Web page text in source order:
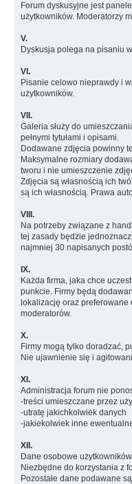
Forum dyskusyjne jest
użytkowników. Moderatorzy
V.
Dyskusja polega na pisaniu
VI.
Pisanie celowo nieprawdy i
użytkowników.
VII.
Galeria służy do
pełnymi tytułami i opisami.
Dodawane zdjęcia powinny
Maksymalne rozmiary
tworu i nie umieszczenie
Zdjęcia są własnością ich
są ich własnością. Prawa
VIII.
Na potrzeby związane z
tej zasady będzie
najmniej 30 napisanych
IX.
Każda firma, jaka chce
punkcie. Firmy będą
lokalizację oraz
moderatorów.
X.
Firmy mogą tylko doradzać,
Nie ujawnienie się i
XI.
Administracja forum nie
-treści umieszczane przez
-utratę jakichkolwiek danych
-jakiekolwiek inne
XII.
Dane osobowe
Niezbędne do korzystania z
Pozostałe dane podawane